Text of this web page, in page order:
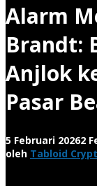
Alarm
Brandt:
Anjlok
Pasar
5 Februari 20262
oleh Tabloid